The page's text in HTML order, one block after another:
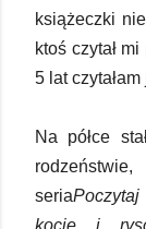
książeczki
ktoś czytał
5 lat
Na półce
seria
kocie i